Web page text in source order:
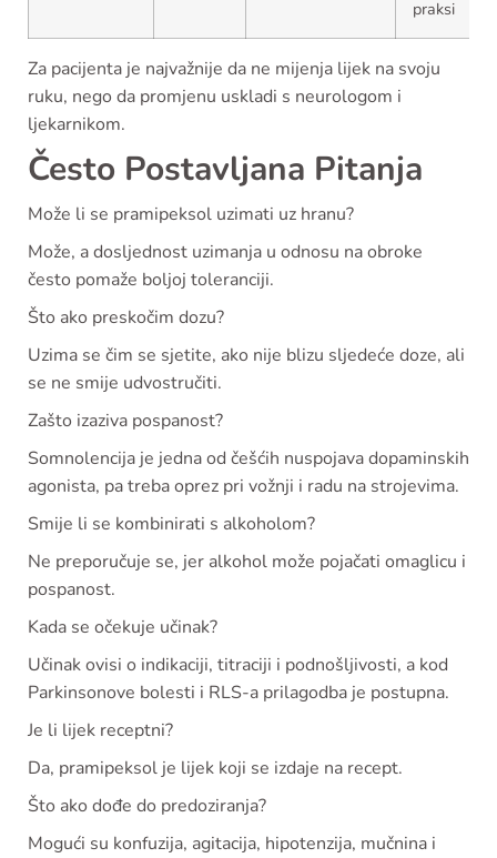
praksi
Za pacijenta je najvažnije da ne mijenja lijek na svoju
ruku, nego da promjenu uskladi s neurologom i
ljekarnikom.
Često Postavljana Pitanja
Može li se pramipeksol uzimati uz hranu?
Može, a dosljednost uzimanja u odnosu na obroke
često pomaže boljoj toleranciji.
Što ako preskočim dozu?
Uzima se čim se sjetite, ako nije blizu sljedeće doze, ali
se ne smije udvostručiti.
Zašto izaziva pospanost?
Somnolencija je jedna od češćih nuspojava dopaminskih
agonista, pa treba oprez pri vožnji i radu na strojevima.
Smije li se kombinirati s alkoholom?
Ne preporučuje se, jer alkohol može pojačati omaglicu i
pospanost.
Kada se očekuje učinak?
Učinak ovisi o indikaciji, titraciji i podnošljivosti, a kod
Parkinsonove bolesti i RLS-a prilagodba je postupna.
Je li lijek receptni?
Da, pramipeksol je lijek koji se izdaje na recept.
Što ako dođe do predoziranja?
Mogući su konfuzija, agitacija, hipotenzija, mučnina i